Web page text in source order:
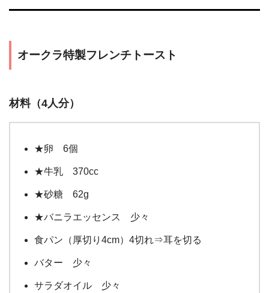
オークラ特製フレンチトースト
材料（4人分）
★卵 6個
★牛乳 370cc
★砂糖 62g
★バニラエッセンス 少々
食パン（厚切り4cm）4切れ⇒耳を切る
バター 少々
サラダオイル 少々